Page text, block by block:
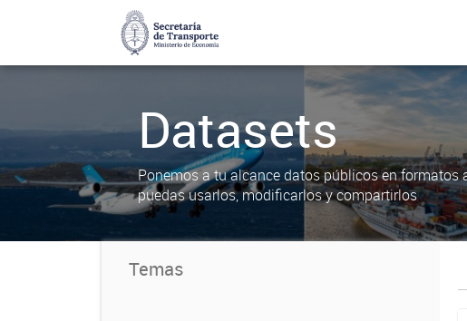
Datasets
Ponemos a tu alcance datos públicos en formatos
puedas usarlos, modificarlos y compartirlos
Temas